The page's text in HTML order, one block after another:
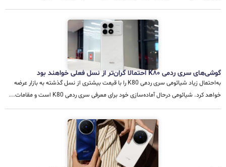
گوشی‌های سری ردمی K80 احتمالا گران‌تر از نسل فعلی خواهند بود
به‌احتمال زیاد شیائومی سری ردمی K80 را با قیمت بیشتری از نسل گذشته به بازار عرضه
خواهد کرد. شیائومی درحال آماده‌سازی خود برای معرفی سری ردمی K80 است و مقامات...